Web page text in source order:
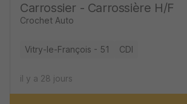
Carrossier - Carrossière H/F
Crochet Auto
Vitry-le-François - 51 CDI
il y a 28 jours